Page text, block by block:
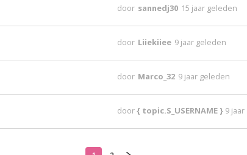
door sannedj30 15 jaar geleden
door Liiekiiee 9 jaar geleden
door Marco_32 9 jaar geleden
door{ topic.S_USERNAME } 9